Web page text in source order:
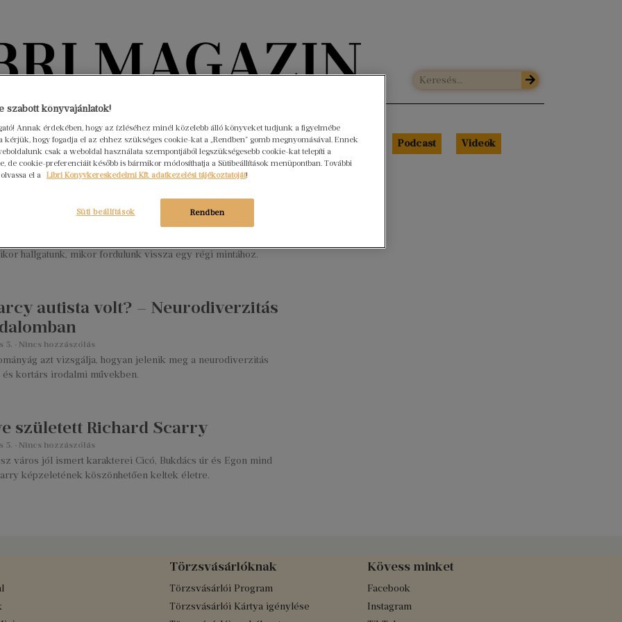
Könyvektől az olvasókig
Interjúk Beleolvasó A hónap könyvei HÍREK Libri Portré Podcast Videók
Házasságlabirintus
hallgatunk, mikor fordulunk vissza egy régi mintához.
autista volt? – Neurodiverzitás
5. Nincs hozzászólás
azt vizsgálja, hogyan jelenik meg a neurodiverzitás
kortárs irodalmi művekben.
született Richard Scarry
5. Nincs hozzászólás
város jól ismert karakterei Cicó, Bukdács úr és Egon mind
képzeletének köszönhetően keltek életre.
Törzsvásárlóknak
Törzsvásárlói Program
Törzsvásárlói Kártya igénylése
Kövess minket
Facebook
Instagram
szabott könyvajánlatok!
Annak érdekében, hogy az ízléséhez minél közelebb álló könyveket tudjunk a figyelmébe
kérjük, hogy fogadja el az ehhez szükséges cookie-kat a „Rendben” gomb megnyomásával. Ennek
csak a weboldal használata szempontjából legszükségesebb cookie-kat telepíti a
de cookie-preferenciáit később is bármikor módosíthatja a Sütibeállítások menüpontban. További
el a Libri Könyvkereskedelmi Kft. adatkezelési tájékoztatóját!
Rendben
Süti beállítások